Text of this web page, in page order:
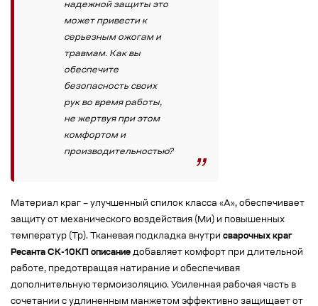
надежной защиты это
может привести к
серьезным ожогам и
травмам. Как вы
обеспечите
безопасность своих
рук во время работы,
не жертвуя при этом
комфортом и
производительностью?
Материал краг – улучшенный спилок класса «А», обеспечивает
защиту от механического воздействия (Ми) и повышенных
температур (Тр). Тканевая подкладка внутри сварочных краг
Ресанта СК-10КП описание добавляет комфорт при длительной
работе, предотвращая натирание и обеспечивая
дополнительную термоизоляцию. Усиленная рабочая часть в
сочетании с удлиненным манжетом эффективно защищает от